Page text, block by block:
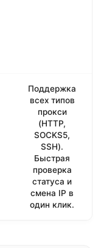
Поддержка
всех типов
прокси
(HTTP,
SOCKS5,
SSH).
Быстрая
проверка
статуса и
смена IP в
один клик.